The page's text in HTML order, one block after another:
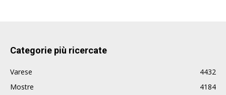
Categorie più ricercate
Varese
4432
Mostre
4184